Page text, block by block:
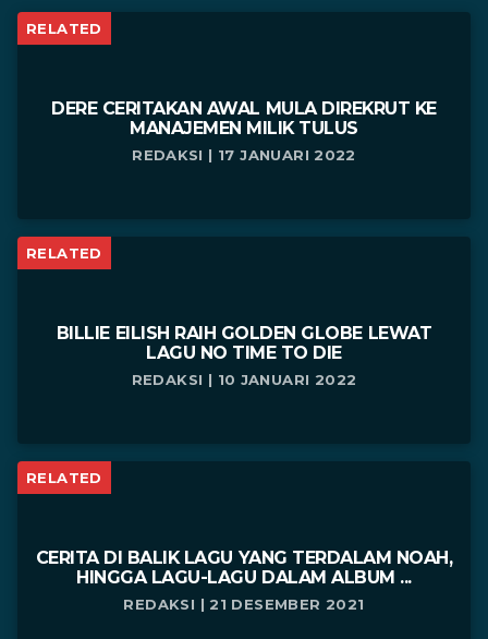
RELATED
DERE CERITAKAN AWAL MULA DIREKRUT KE
MANAJEMEN MILIK TULUS
REDAKSI | 17 JANUARI 2022
RELATED
BILLIE EILISH RAIH GOLDEN GLOBE LEWAT
LAGU NO TIME TO DIE
REDAKSI | 10 JANUARI 2022
RELATED
CERITA DI BALIK LAGU YANG TERDALAM NOAH,
HINGGA LAGU-LAGU DALAM ALBUM ...
REDAKSI | 21 DESEMBER 2021